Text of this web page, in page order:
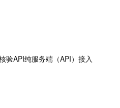
验API纯服务端（API）接入